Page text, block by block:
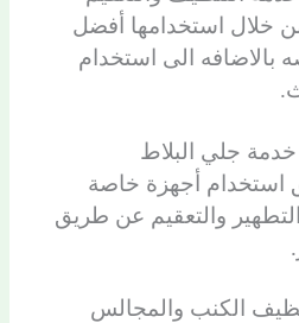
خلال استخدامها أفضل
بالاضافه الى استخدام
خدمة جلي البلاط
استخدام أجهزة خاصة
والتعقيم عن طريق
الكنب والمجالس